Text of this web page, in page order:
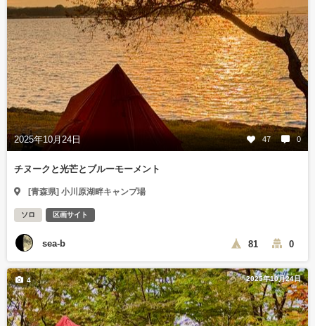
2025年10月24日 47 0
チヌークと光芒とブルーモーメント
[青森県] 小川原湖畔キャンプ場
ソロ 区画サイト
sea-b 81 0
2025年10月24日
4